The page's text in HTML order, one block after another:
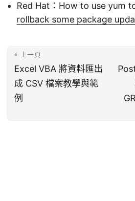
Red Hat：How to use yum
rollback some package
« 上一頁
Excel VBA 將資料匯出
成 CSV 檔案教學與範
例